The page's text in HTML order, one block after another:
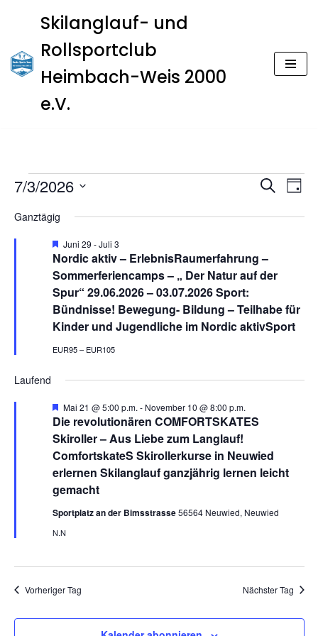
Inhalt
springen
Skilanglauf- und
Rollsportclub
Heimbach-Weis 2000
e.V.
SucheTag
7/3/2026
wählen.
Ganztägig
Nordic aktiv – ErlebnisRaumerfahrung –
Sommerferiencamps – „ Der Natur auf der
Spur“ 29.06.2026 – 03.07.2026 Sport:
Bündnisse! Bewegung- Bildung – Teilhabe für
Kinder und Jugendliche im Nordic aktivSport
H
e
r
v
o
r
g
e
h
o
b
n
Juni 29 -Juli 3
EUR95 – EUR105
Laufend
Die revolutionären COMFORTSKATES
Skiroller – Aus Liebe zum Langlauf!
ComfortskateS Skirollerkurse in Neuwied
erlernen Skilanglauf ganzjährig lernen leicht
gemacht
H
e
r
v
o
r
g
e
h
o
b
e
Mai 21 @ 5:00 p.m. - November 10 @ 8:00 p.m.
Sportplatz an der Bimsstrasse56564 Neuwied, Neuwied
N.N
Vorheriger Tag Nächster Tag